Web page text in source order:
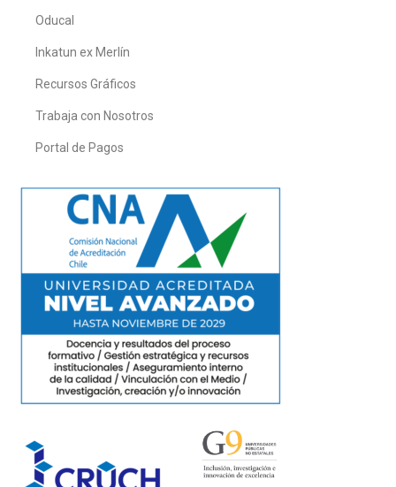
Oducal
Inkatun ex Merlín
Recursos Gráficos
Trabaja con Nosotros
Portal de Pagos